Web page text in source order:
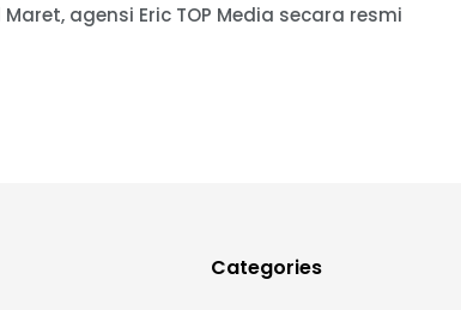
agensi Eric TOP Media secara resmi
Categories